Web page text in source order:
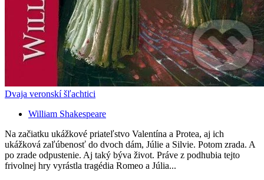
Dvaja veronskí šľachtici
William Shakespeare
Na začiatku ukážkové priateľstvo Valentína a Protea, aj ich
ukážková zaľúbenosť do dvoch dám, Júlie a Silvie. Potom zrada. A
po zrade odpustenie. Aj taký býva život. Práve z podhubia tejto
frivolnej hry vyrástla tragédia Romeo a Júlia...